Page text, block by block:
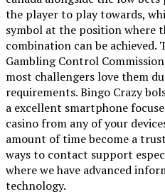
the player to play towards,
symbol at the position where
combination can be achieved.
Gambling Control
most challengers love them
requirements. Bingo Crazy
a excellent smartphone
casino from any of your
amount of time become a
ways to contact support
where we have advanced
technology.